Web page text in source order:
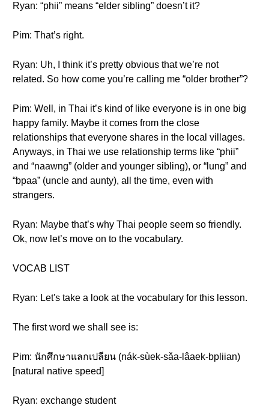
Ryan: “phii” means “elder sibling” doesn’t it?
Pim: That’s right.
Ryan: Uh, I think it’s pretty obvious that we’re not
related. So how come you’re calling me “older brother”?
Pim: Well, in Thai it’s kind of like everyone is in one big
happy family. Maybe it comes from the close
relationships that everyone shares in the local villages.
Anyways, in Thai we use relationship terms like “phii”
and “naawng” (older and younger sibling), or “lung” and
“bpaa” (uncle and aunty), all the time, even with
strangers.
Ryan: Maybe that’s why Thai people seem so friendly.
Ok, now let’s move on to the vocabulary.
VOCAB LIST
Ryan: Let's take a look at the vocabulary for this lesson.
The first word we shall see is:
Pim: นักศึกษาแลกเปลียน (nák-sùek-sǎa-lâaek-bpliian)
[natural native speed]
Ryan: exchange student